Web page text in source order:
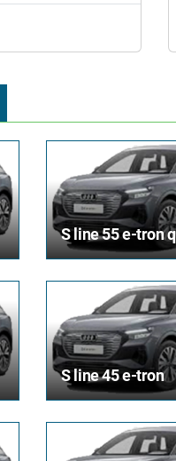
S line 55 e-tron
S line 45 e-tron